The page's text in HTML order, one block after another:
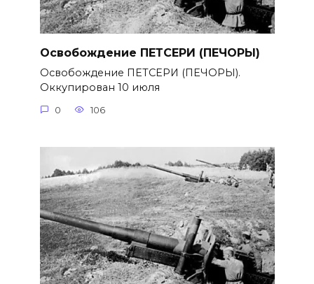
Освобождение ПЕТСЕРИ (ПЕЧОРЫ)
Освобождение ПЕТСЕРИ (ПЕЧОРЫ).
Оккупирован 10 июля
0 106